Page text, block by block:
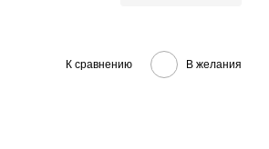
К сравнению В желания